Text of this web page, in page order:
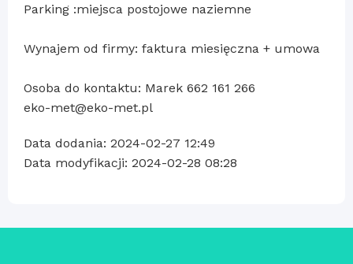
Parking :miejsca postojowe naziemne
Wynajem od firmy: faktura miesięczna + umowa
Osoba do kontaktu: Marek 662 161 266
eko-met@eko-met.pl
Data dodania: 2024-02-27 12:49
Data modyfikacji: 2024-02-28 08:28